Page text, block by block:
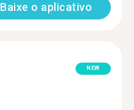
Baixe o aplicativo
NEW